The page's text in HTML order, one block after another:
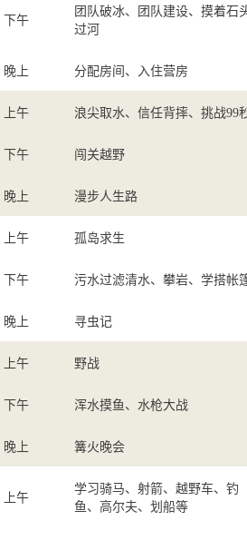
下午
团队破冰、团队建设、摸着石
过河
晚上 分配房间、入住营房
上午 浪尖取水、信任背摔、挑战99
下午 闯关越野
晚上 漫步人生路
上午 孤岛求生
下午 污水过滤清水、攀岩、学搭帐
晚上 寻虫记
上午 野战
下午 浑水摸鱼、水枪大战
晚上 篝火晚会
上午
学习骑马、射箭、越野车、钓
鱼、高尔夫、划船等